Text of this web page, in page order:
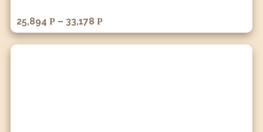
25,894 Р – 33,178 Р